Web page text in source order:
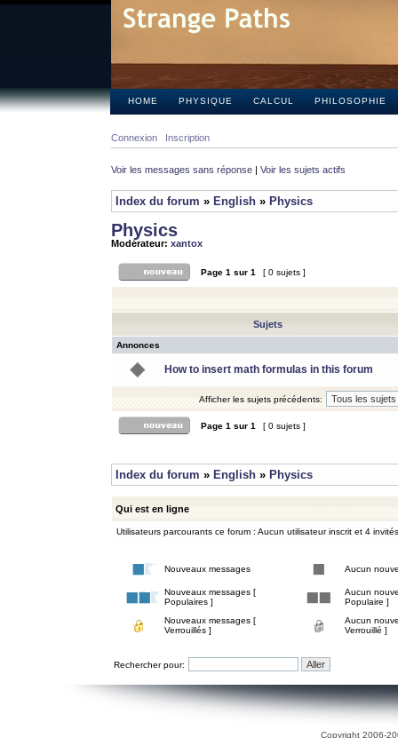
HOME PHYSIQUE CALCUL PHILOSOPHIE
Connexion Inscription
Voir les messages sans réponse | Voir les sujets actifs
Index du forum » English » Physics
Physics
Modérateur: xantox
Page 1 sur 1 [ 0 sujets ]
Sujets
Annonces
How to insert math formulas in this forum
Afficher les sujets précédents:
Page 1 sur 1 [ 0 sujets ]
Index du forum » English » Physics
Qui est en ligne
Utilisateurs parcourants ce forum : Aucun utilisateur inscrit et 4 invités
Nouveaux messages Aucun
Nouveaux messages [
Populaires ]
Aucun
Populaire ]
Nouveaux messages [
Verrouillés ]
Aucun
Verrouillé ]
Rechercher pour:
Copyright 2006-